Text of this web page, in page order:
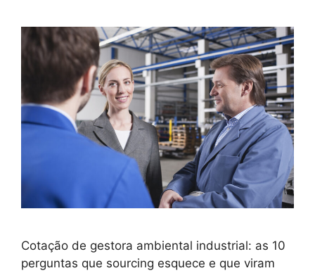
Cotação de gestora ambiental industrial: as 10
perguntas que sourcing esquece e que viram